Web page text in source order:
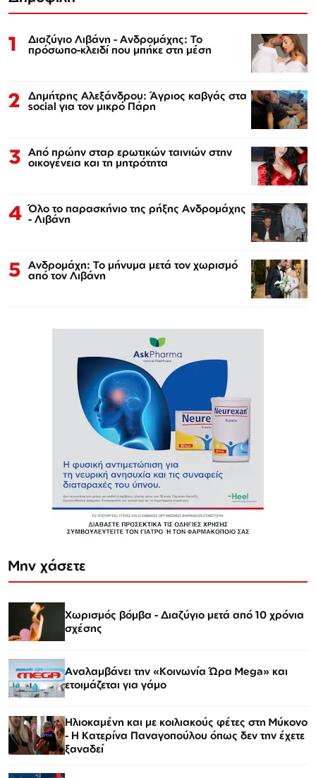
1 Διαζύγιο Λιβάνη - Ανδρομάχης: Το
πρόσωπο-κλειδί που μπήκε στη μέση
2 Δημήτρης Αλεξάνδρου: Άγριος καβγάς στα
social για τον μικρό Πάρη
3 Από πρώην σταρ ερωτικών ταινιών στην
οικογένεια και τη μητρότητα
4 Όλο το παρασκήνιο της ρήξης Ανδρομάχης
- Λιβάνη
5 Ανδρομάχη: Το μήνυμα μετά τον χωρισμό
από τον Λιβάνη
Μην χάσετε
Χωρισμός βόμβα - Διαζύγιο μετά από 10 χρόνια
σχέσης
Αναλαμβάνει την «Κοινωνία Ώρα Mega» και
ετοιμάζεται για γάμο
Ηλιοκαμένη και με κοιλιακούς φέτες στη Μύκονο
- Η Κατερίνα Παναγοπούλου όπως δεν την έχετε
ξαναδεί